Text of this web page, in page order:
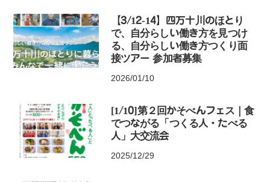
【3/12-14】四万十川のほとり
で、自分らしい働き方を見つけ
る、自分らしい働き方つくり面
接ツアー 参加者募集
2026/01/10
[1/10]第２回かそべんフェス｜食
でつながる「つくる人・たべる
人」大交流会
2025/12/29